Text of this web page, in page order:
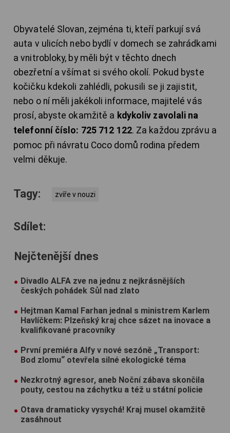
Obyvatelé Slovan, zejména ti, kteří parkují svá
auta v ulicích nebo bydlí v domech se zahrádkami
a vnitrobloky, by měli být v těchto dnech
obezřetní a všímat si svého okolí. Pokud byste
kočičku kdekoli zahlédli, pokusili se ji zajistit,
nebo o ní měli jakékoli informace, majitelé vás
prosí, abyste okamžitě a kdykoliv zavolali na
telefonní číslo: 725 712 122. Za každou zprávu a
pomoc při návratu Coco domů rodina předem
velmi děkuje.
Tagy: zvíře v nouzi
Sdílet:
Nejčtenější dnes
Divadlo ALFA zve na jednu z nejkrásnějších
českých pohádek Sůl nad zlato
Hejtman Kamal Farhan jednal s ministrem Karlem
Havlíčkem: Plzeňský kraj chce sázet na inovace a
kvalifikované pracovníky
První premiéra Alfy v nové sezóně „Transport:
Bod zlomu“ otevřela silné ekologické téma
Nezkrotný agresor, aneb Noční zábava skončila
pouty, cestou na záchytku a též u státní policie
Otava dramaticky vysychá! Kraj musel okamžitě
zasáhnout